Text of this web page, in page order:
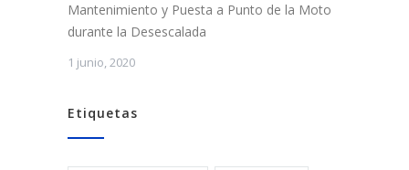
Mantenimiento y Puesta a Punto de la Moto
durante la Desescalada
1 junio, 2020
Etiquetas